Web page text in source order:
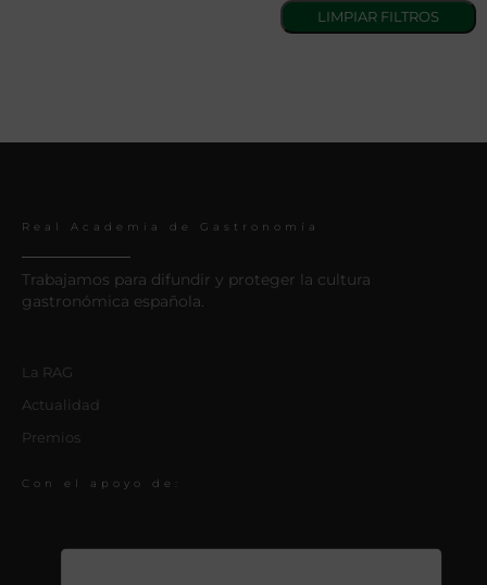
Real Academia de Gastronomía
Trabajamos para difundir y proteger la cultura
gastronómica española.
La RAG
Actualidad
Premios
Con el apoyo de: